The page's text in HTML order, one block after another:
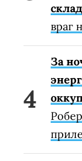
враг
За